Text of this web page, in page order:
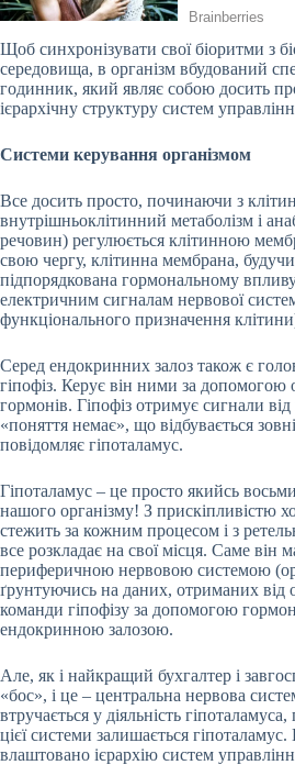
Щоб синхронізувати свої біоритми з
середовища, в організм вбудований
годинник, який являє собою досить
ієрархічну структуру систем
Системи керування організмом
Все досить просто, починаючи з
внутрішньоклітинний метаболізм і
речовин) регулюється клітинною
свою чергу, клітинна мембрана,
підпорядкована гормональному
електричним сигналам нервової
функціонального призначення
Серед ендокринних залоз також є
гіпофіз. Керує він ними за допомогою
гормонів. Гіпофіз отримує сигнали від
«поняття немає», що відбувається
повідомляє гіпоталамус.
Гіпоталамус – це просто якийсь
нашого організму! З прискіпливістю
стежить за кожним процесом і з
все розкладає на свої місця. Саме він
периферичною нервовою системою
ґрунтуючись на даних, отриманих від
команди гіпофізу за допомогою
ендокринною залозою.
Але, як і найкращий бухгалтер і
«бос», і це – центральна нервова
втручається у діяльність
цієї системи залишається
влаштовано ієрархію систем